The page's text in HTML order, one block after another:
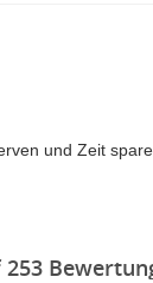
und Zeit